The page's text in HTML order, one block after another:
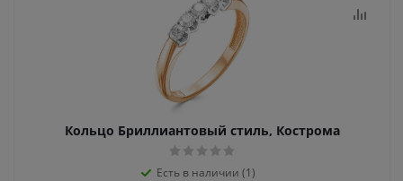
Кольцо Бриллиантовый стиль, Кострома
Есть в наличии (1)